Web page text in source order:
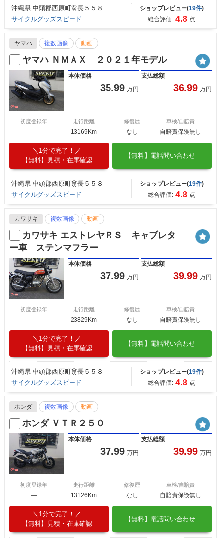
沖縄県 中頭郡西原町翁長５５８
サイクルグッズスピード
ショップレビュー(19件)
総合評価: 4.8 点
ヤマハ 複数画像 動画
ヤマハ ＮＭＡＸ ２０２１年モデル
本体価格
35.99 万円
支払総額
36.99 万円
初度登録年
―
走行距離
13169Km
修復歴
なし
車検/自賠責
自賠責保険無し
1分で完了！
【無料】見積・在庫確認
【無料】電話問い合わせ
沖縄県 中頭郡西原町翁長５５８
サイクルグッズスピード
ショップレビュー(19件)
総合評価: 4.8 点
カワサキ 複数画像 動画
カワサキ エストレヤＲＳ キャブレタ
ー車 ステンマフラー
本体価格
37.99 万円
支払総額
39.99 万円
初度登録年
―
走行距離
23829Km
修復歴
なし
車検/自賠責
自賠責保険無し
1分で完了！
【無料】見積・在庫確認
【無料】電話問い合わせ
沖縄県 中頭郡西原町翁長５５８
サイクルグッズスピード
ショップレビュー(19件)
総合評価: 4.8 点
ホンダ 複数画像 動画
ホンダ ＶＴＲ２５０
本体価格
37.99 万円
支払総額
39.99 万円
初度登録年
―
走行距離
13126Km
修復歴
なし
車検/自賠責
自賠責保険無し
1分で完了！
【無料】見積・在庫確認
【無料】電話問い合わせ